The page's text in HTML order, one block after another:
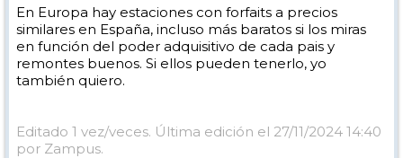
En Europa hay estaciones con forfaits a precios
similares en España, incluso más baratos si los miras
en función del poder adquisitivo de cada pais y
remontes buenos. Si ellos pueden tenerlo, yo
también quiero.
Editado 1 vez/veces. Última edición el 27/11/2024 14:40
por Zampus.